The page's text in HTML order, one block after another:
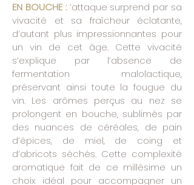
EN BOUCHE : ’attaque surprend par sa
vivacité et sa fraîcheur éclatante,
d’autant plus impressionnantes pour
un vin de cet âge. Cette vivacité
s’explique par l’absence de
fermentation malolactique,
préservant ainsi toute la fougue du
vin. Les arômes perçus au nez se
prolongent en bouche, sublimés par
des nuances de céréales, de pain
d’épices, de miel, de coing et
d’abricots séchés. Cette complexité
aromatique fait de ce millésime un
choix idéal pour accompagner un